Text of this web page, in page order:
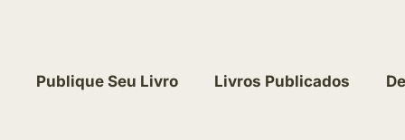
Publique Seu Livro Livros Publicados